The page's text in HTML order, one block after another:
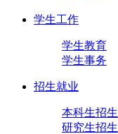
学生工作
学生教育
学生事务
招生就业
本科生招生
研究生招生